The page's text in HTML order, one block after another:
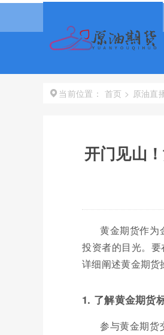
当前位置： 首页 > 原油直
开门见山
黄金期货作为
投资者的目光。
详细阐述黄金期货
1. 了解黄金期货
参与黄金期货